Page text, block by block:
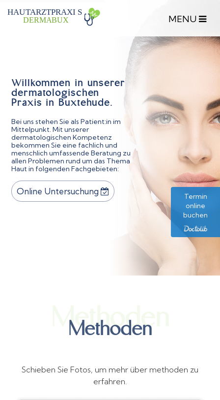
HAUTARZTPRAXI S
DERMABUX
Willkommen in unserer
dermatologischen
Praxis in Buxtehude.
Bei uns stehen Sie als Patient:in im
Mittelpunkt. Mit unserer
dermatologischen Kompetenz
bekommen Sie eine fachlich und
menschlich umfassende Beratung zu
allen Problemen rund um das Thema
Haut in folgenden Fachgebieten:
Online Untersuchung
Methoden
Methoden
Schieben Sie Fotos, um mehr über methoden zu
erfahren.
Termin
online
buchen